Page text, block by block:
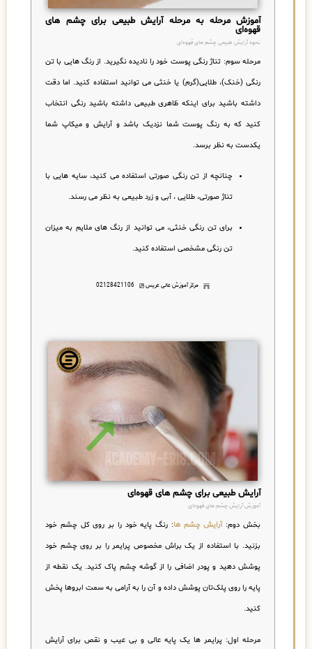
آموزش مرحله به مرحله آرایش طبیعی برای چشم های
قهوه‌ای
نحوه آرایش طبیعی چشم های قهوه‌ای
مرحله سوم: تناژ رنگی پوست خود را نادیده نگیرید. از رنگ هایی با تن
رنگی (خنک)، طلایی(گرم) یا خنثی می توانید استفاده کنید. اما دقت
داشته باشید برای اینکه ظاهری طبیعی داشته باشید رنگی انتخاب
کنید که به رنگ پوست شما نزدیک باشد و آرایش و میکاپ شما
یکدست به نظر برسد.
چنانچه از تن رنگی صورتی استفاده می کنید، سایه هایی با
تناژ صورتی، طلایی ، آبی و زرد طبیعی به نظر می رسند.
برای تن رنگی خنثی، می توانید از رنگ های ملایم به میزان
تن رنگی مشخصی استفاده کنید.
مرکز آموزش عالی عریس 02128421106
آرایش طبیعی برای چشم های قهوه‌ای
آموزش آرایش چشم های قهوه‌ای
بخش دوم:آرایش چشم ها: رنگ پایه خود را بر روی کل چشم خود
بزنید. با استفاده از یک براش مخصوص پرایمر را بر روی چشم خود
پوشش دهید و پودر اضافی را از گوشه چشم پاک کنید. یک نقطه از
پایه را روی پلک‌‌تان پوشش داده و آن را به آرامی به سمت ابروها پخش
کنید.
مرحله اول: پرایمر ها یک پایه عالی و بی عیب و نقص برای آرایش